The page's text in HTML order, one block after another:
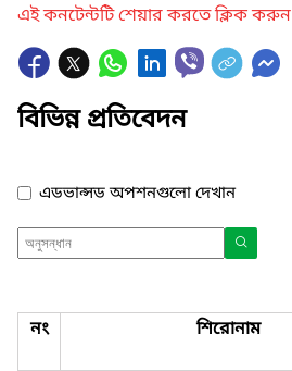
এই কনটেন্টটি শেয়ার করতে ক্লিক করুন
বিভিন্ন প্রতিবেদন
এডভান্সড অপশনগুলো দেখান
নং শিরোনাম